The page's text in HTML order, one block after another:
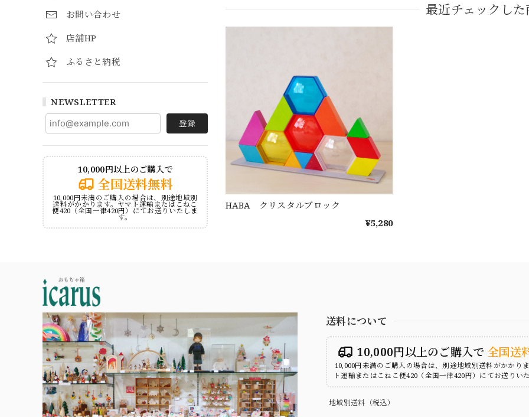
お問い合わせ
店舗HP
ふるさと納税
NEWSLETTER
登録
10,000円以上のご購入で
全国送料無料
10,000円未満のご購入の場合は、別途地域別
送料がかかります。ヤマト運輸またはこねこ
便420（全国一律420円）にてお送りいたしま
す。
最近チェックし
HABA クリスタルブロック
¥5,280
送料について
10,000円以上のご購入で 全国送
10,000円未満のご購入の場合は、別途地域別送料がかかり
ト運輸またはこねこ便420（全国一律420円）にてお送りい
地域別送料（税込）